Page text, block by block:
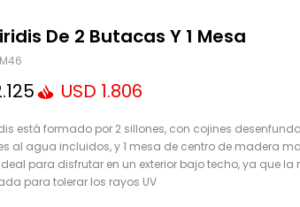
De 2 Butacas Y 1 Mesa
USD 1.806
está formado por 2 sillones, con cojines
al agua incluidos, y 1 mesa de centro de madera
para disfrutar en un exterior bajo techo, ya que la
para tolerar los rayos UV